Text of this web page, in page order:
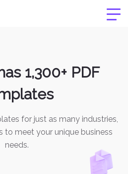
1,300+ PDF
for just as many industries,
to meet your unique business
needs.